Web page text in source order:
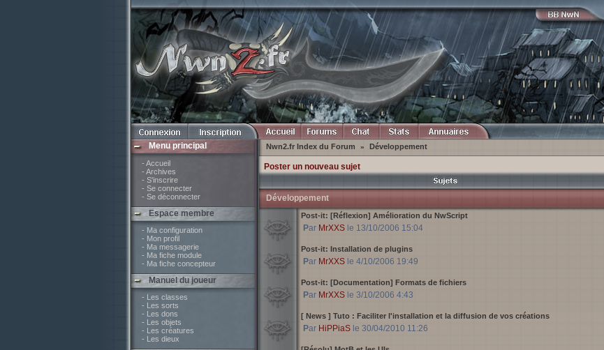
Menu principal
- Accueil
- Archives
- S'inscrire
- Se connecter
- Se déconnecter
Espace membre
- Ma configuration
- Mon profil
- Ma messagerie
- Ma fiche module
- Ma fiche concepteur
Manuel du joueur
- Les classes
- Les sorts
- Les dons
- Les objets
- Les créatures
- Les dieux
Nwn2.fr Index du Forum » Développement
Poster un nouveau sujet
Développement
Post-it: [Réflexion] Amélioration du NwScript
Par MrXXSle 13/10/2006 15:04
Post-it: Installation de plugins
Par MrXXSle 4/10/2006 19:49
Post-it: [Documentation] Formats de fichiers
Par MrXXSle 3/10/2006 4:43
[ News ] Tuto : Faciliter l'installation et la diffusion de vos créations
Par HiPPiaSle 30/04/2010 11:26